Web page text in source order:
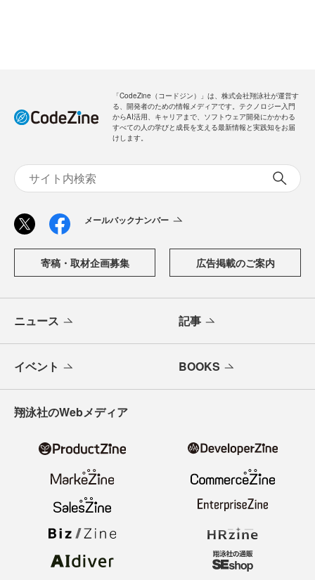
「CodeZine（コードジン）」は、株式会社翔泳社が運営す
る、開発者のための情報メディアです。テクノロジー入門
からAI活用、キャリアまで、ソフトウェア開発にかかわる
すべての人の学びと成長を支える最新情報と実践知をお届
けします。
メールバックナンバー
寄稿・取材企画募集 広告掲載のご案内
ニュース 記事
イベント BOOKS
翔泳社のWebメディア